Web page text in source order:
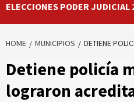
ELECCIONES PODER JUDICIAL
HOME MUNICIPIOS DETIENE
Detiene policía
lograron